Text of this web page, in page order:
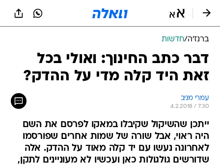
ברנז'ה/חדשות
דבר כתב החינוך: ואולי בכל
זאת היד קלה מדי על ההדק?
עמרי מניב
4.2.2018 / 7:30
ייתכן שהשיקול שקיבלו במאקו לפרסם את השם
היה ראוי, אבל שורה של שמות אחרים שפורסמו
לאחרונה נעשו עם יד קלה מאוד על ההדק. אלה
שדורשים גולגולות כאן ועכשיו לא מעוניינים לתקן,